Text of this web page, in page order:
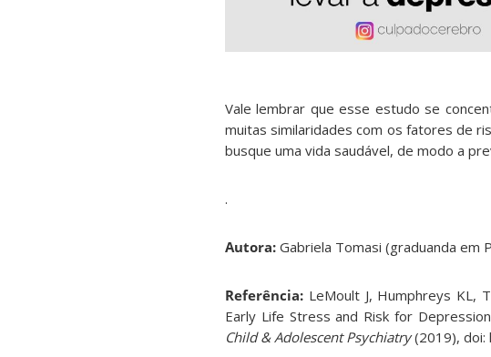
Vale lembrar que esse estudo se
muitas similaridades com os fatores de
busque uma vida saudável, de modo a
.
Autora: Gabriela Tomasi (graduanda em
Referência: LeMoult J, Humphreys KL,
Early Life Stress and Risk for
Child & Adolescent Psychiatry(2019),